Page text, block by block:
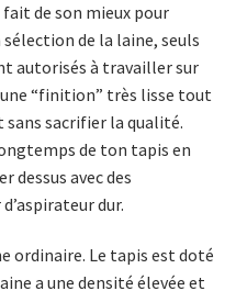
de son mieux pour
de la laine, seuls
autorisés à travailler sur
“finition” très lisse tout
sans sacrifier la qualité.
de ton tapis en
dessus avec des
dur.
ordinaire. Le tapis est doté
a une densité élevée et